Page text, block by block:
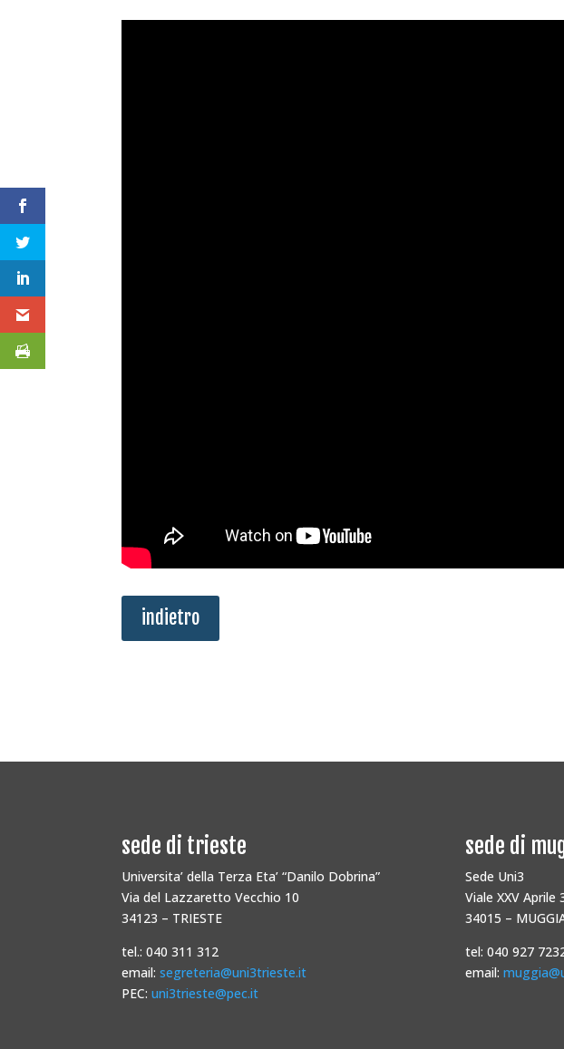
indietro
sede di trieste
Universita’ della Terza Eta’ “Danilo Dobrina”
Via del Lazzaretto Vecchio 10
34123 – TRIESTE
tel.: 040 311 312
email:segreteria@uni3trieste.it
PEC:uni3trieste@pec.it
sede di
Sede Uni3
Viale XXV Aprile
34015 –
tel: 040 927
email: